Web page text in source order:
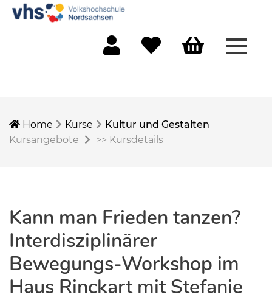
Home Kurse
Kultur und Gestalten
Kursangebote
>> Kursdetails
Kann man Frieden tanzen?
Interdisziplinärer
Bewegungs-Workshop im
Haus Rinckart mit Stefanie